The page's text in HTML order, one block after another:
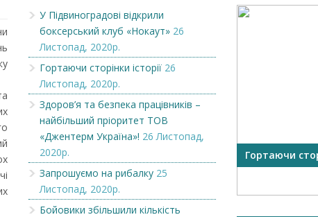
У Підвиноградові відкрили
боксерський клуб «Нокаут» 26
Листопад, 2020р.
Гортаючи сторінки історії 26
Листопад, 2020р.
Здоров’я та безпека працівників –
найбільший пріоритет ТОВ
«Джентерм Україна»! 26 Листопад,
2020р.
Запрошуємо на рибалку 25
Листопад, 2020р.
Бойовики збільшили кількість
У Підвиноградові відкрили
боксерський клуб «Нокаут»...
Гортаючи